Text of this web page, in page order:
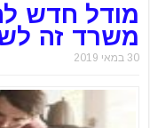
מודל חדש
משרד זה
30 במאי 2019